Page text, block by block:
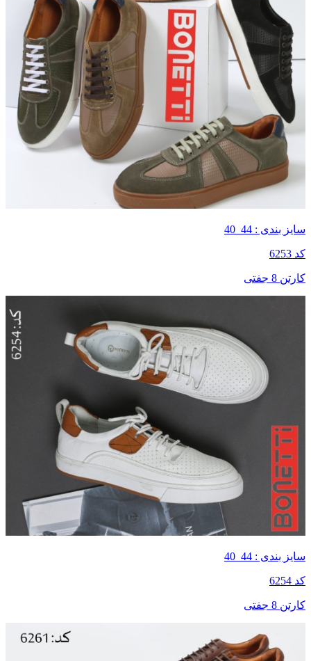
سایز بندی : 44_40
کد 6253
کارتن 8 جفتی
سایز بندی : 44_40
کد 6254
کارتن 8 جفتی